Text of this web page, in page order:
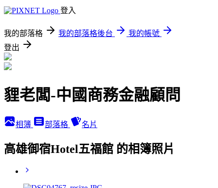
登入
我的部落格 我的部落格後台
我的帳號
登出
貍老闆-中國商務金融顧問
相簿 部落格 名片
高雄御宿Hotel五福館 的相簿照片